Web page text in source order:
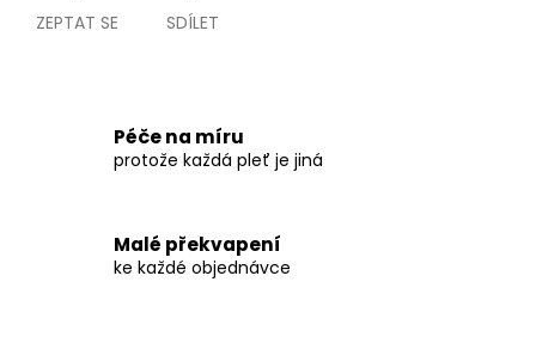
ZEPTAT SE SDÍLET
Péče na míru
protože každá pleť je jiná
Malé překvapení
ke každé objednávce